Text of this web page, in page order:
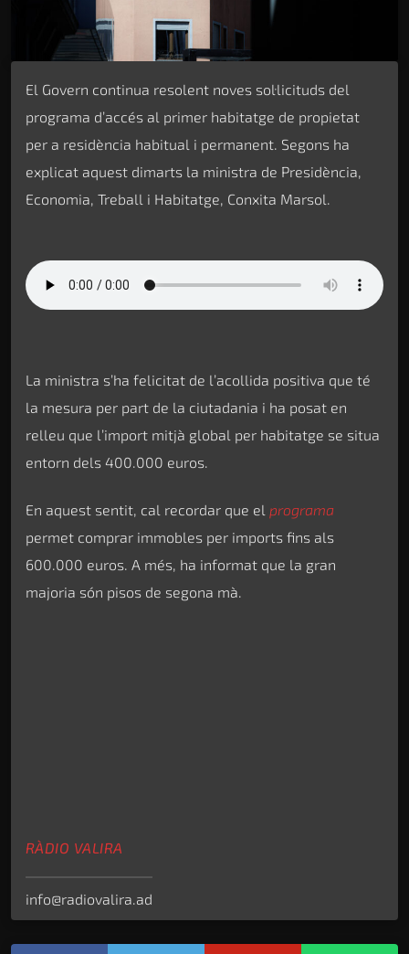
El Govern continua resolent noves sol·licituds del
programa d’accés al primer habitatge de propietat
per a residència habitual i permanent. Segons ha
explicat aquest dimarts la ministra de Presidència,
Economia, Treball i Habitatge, Conxita Marsol.
La ministra s’ha felicitat de l’acollida positiva que té
la mesura per part de la ciutadania i ha posat en
relleu que l’import mitjà global per habitatge se situa
entorn dels 400.000 euros.
En aquest sentit, cal recordar que el programa
permet comprar immobles per imports fins als
600.000 euros. A més, ha informat que la gran
majoria són pisos de segona mà.
RÀDIO VALIRA
info@radiovalira.ad